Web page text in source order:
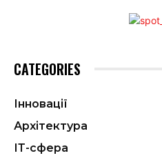
CATEGORIES
Інновації
Архітектура
ІТ-сфера